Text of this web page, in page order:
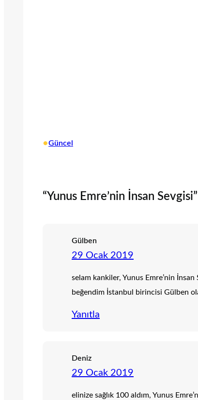
•Güncel
“Yunus Emre’nin İnsan
Gülben
29 Ocak 2019
selam kankiler, Yunus Emre’nin İnsan
beğendim İstanbul birincisi Gülben
Yanıtla
Deniz
29 Ocak 2019
elinize sağlık 100 aldım, Yunus